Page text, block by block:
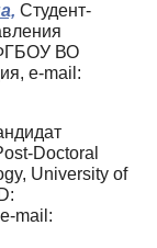
Студент-
ФГБОУ ВО
e-mail:
Doctoral
University of
mail: